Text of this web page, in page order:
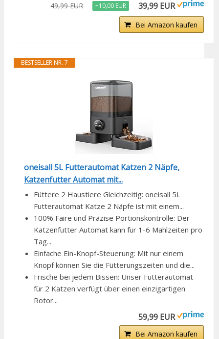
49,99 EUR −10,00 EUR 39,99 EUR
Bei Amazon kaufen
BESTSELLER NR. 7
oneisall 5L Futterautomat Katzen 2 Näpfe,
Katzenfutter Automat mit...
Füttere 2 Haustiere Gleichzeitig: oneisall 5L
Futterautomat Katze 2 Näpfe ist mit einem...
100% Faire und Präzise Portionskontrolle: Der
Katzenfutter Automat kann für 1-6 Mahlzeiten pro
Tag...
Einfache Ein-Knopf-Steuerung: Mit nur einem
Knopf können Sie die Fütterungszeiten und die...
Frische bei jedem Bissen: Unser Futterautomat
für 2 Katzen verfügt über einen einzigartigen
Rotor...
59,99 EUR
Bei Amazon kaufen